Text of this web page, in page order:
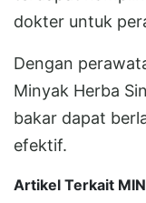
dokter untuk
Dengan
Minyak Herba
bakar dapat
efektif.
Artikel Terkait